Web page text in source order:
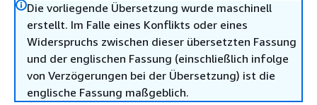
Die vorliegende Übersetzung wurde maschinell
erstellt. Im Falle eines Konflikts oder eines
Widerspruchs zwischen dieser übersetzten Fassung
und der englischen Fassung (einschließlich infolge
von Verzögerungen bei der Übersetzung) ist die
englische Fassung maßgeblich.